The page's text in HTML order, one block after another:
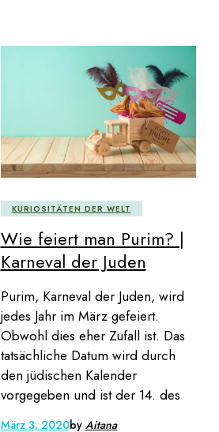
KURIOSITÄTEN DER WELT
Wie feiert man Purim? |
Karneval der Juden
Purim, Karneval der Juden, wird
jedes Jahr im März gefeiert.
Obwohl dies eher Zufall ist. Das
tatsächliche Datum wird durch
den jüdischen Kalender
vorgegeben und ist der 14. des
März 3, 2020by Aitana